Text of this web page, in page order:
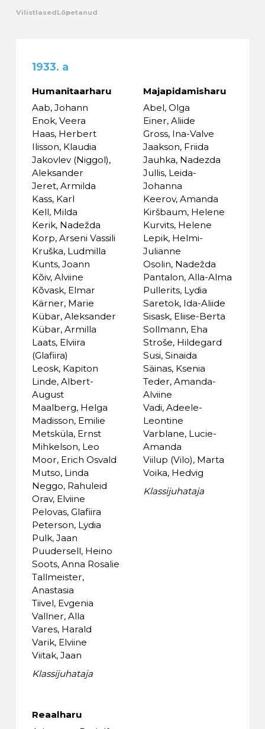
VilistlasedLõpetanud
1933. a
Humanitaarharu
Aab, Johann
Enok, Veera
Haas, Herbert
Ilisson, Klaudia
Jakovlev (Niggol),
Aleksander
Jeret, Armilda
Kass, Karl
Kell, Milda
Kerik, Nadežda
Korp, Arseni Vassili
Kruška, Ludmilla
Kunts, Joann
Kõiv, Alviine
Kõvask, Elmar
Kärner, Marie
Kübar, Aleksander
Kübar, Armilla
Laats, Elviira
(Glafiira)
Leosk, Kapiton
Linde, Albert-
August
Maalberg, Helga
Madisson, Emilie
Metsküla, Ernst
Mihkelson, Leo
Moor, Erich Osvald
Mutso, Linda
Neggo, Rahuleid
Orav, Elviine
Pelovas, Glafiira
Peterson, Lydia
Pulk, Jaan
Puudersell, Heino
Soots, Anna Rosalie
Tallmeister,
Anastasia
Tiivel, Evgenia
Vallner, Alla
Vares, Harald
Varik, Elviine
Viitak, Jaan
Klassijuhataja
Majapidamisharu
Abel, Olga
Einer, Aliide
Gross, Ina-Valve
Jaakson, Friida
Jauhka, Nadezda
Jullis, Leida-
Johanna
Keerov, Amanda
Kiršbaum, Helene
Kurvits, Helene
Lepik, Helmi-
Julianne
Osolin, Nadežda
Pantalon, Alla-Alma
Pullerits, Lydia
Saretok, Ida-Aliide
Sisask, Eliise-Berta
Sollmann, Eha
Stroše, Hildegard
Susi, Sinaida
Säinas, Ksenia
Teder, Amanda-
Alviine
Vadi, Adeele-
Leontine
Varblane, Lucie-
Amanda
Viilup (Vilo), Marta
Voika, Hedvig
Klassijuhataja
Reaalharu
Järelvalve